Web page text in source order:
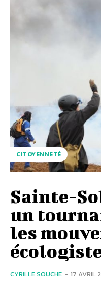
CITOYENNETÉ
Sainte-
un
les
CYRILLE SOUCHE - 17 AVRIL